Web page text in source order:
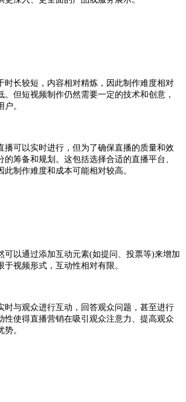
长较短，内容相对精炼，因此制作难度相对
。但短视频制作仍然需要一定的技术和创意，
。
可以实时进行，但为了确保直播的质量和效
的筹备和规划。这包括选择合适的直播平台、
此制作难度和成本可能相对较高。
以通过添加互动元素(如提问、投票等)来增加
视频形式，互动性相对有限。
与观众进行互动，回答观众问题，甚至进行
性使得直播营销在吸引观众注意力、提高观众
。